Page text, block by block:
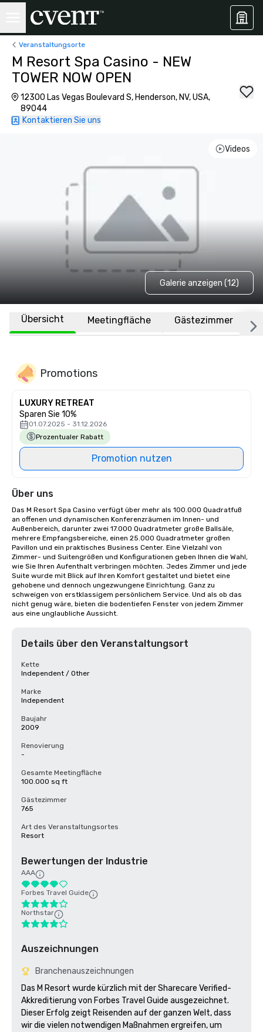
Veranstaltungsorte
M Resort Spa Casino - NEW
TOWER NOW OPEN
12300 Las Vegas Boulevard S, Henderson, NV, USA,
89044
Kontaktieren Sie uns
Videos
Galerie anzeigen (12)
Übersicht Meetingfläche Gästezimmer
Promotions
LUXURY RETREAT
Sparen Sie 10%
01.07.2025 - 31.12.2026
Prozentualer Rabatt
Promotion nutzen
Über uns
Das M Resort Spa Casino verfügt über mehr als 100.000 Quadratfuß
an offenen und dynamischen Konferenzräumen im Innen- und
Außenbereich, darunter zwei 17.000 Quadratmeter große Ballsäle,
mehrere Empfangsbereiche, einen 25.000 Quadratmeter großen
Pavillon und ein praktisches Business Center. Eine Vielzahl von
Zimmer- und Suitengrößen und Konfigurationen geben Ihnen die Wahl,
wie Sie Ihren Aufenthalt verbringen möchten. Jedes Zimmer und jede
Suite wurde mit Blick auf Ihren Komfort gestaltet und bietet eine
gehobene und dennoch ungezwungene Einrichtung. Ganz zu
schweigen von erstklassigem persönlichem Service. Und als ob das
nicht genug wäre, bieten die bodentiefen Fenster von jedem Zimmer
aus eine unglaubliche Aussicht.
Details über den Veranstaltungsort
Kette
Independent / Other
Marke
Independent
Baujahr
2009
Renovierung
-
Gesamte Meetingfläche
100.000 sq ft
Gästezimmer
765
Art des Veranstaltungsortes
Resort
Bewertungen der Industrie
AAA
Forbes Travel Guide
Northstar
Auszeichnungen
Branchenauszeichnungen
Das M Resort wurde kürzlich mit der Sharecare Verified-
Akkreditierung von Forbes Travel Guide ausgezeichnet.
Dieser Erfolg zeigt Reisenden auf der ganzen Welt, dass
wir die vielen notwendigen Maßnahmen ergreifen, um